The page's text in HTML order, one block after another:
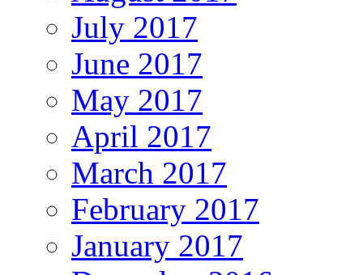
July 2017
June 2017
May 2017
April 2017
March 2017
February 2017
January 2017